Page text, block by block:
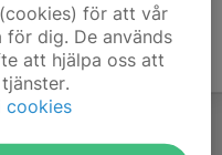
för att vår
dig. De används
att hjälpa oss att
cookies